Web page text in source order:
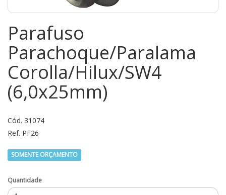
Parafuso
Parachoque/Paralama
Corolla/Hilux/SW4
(6,0x25mm)
Cód. 31074
Ref. PF26
SOMENTE ORÇAMENTO
Quantidade